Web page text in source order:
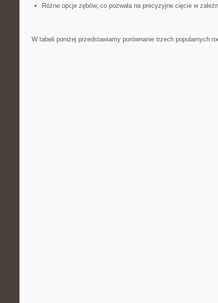
Różne opcje zębów, co pozwala na precyzyjne cięcie w
W tabeli ‍poniżej przedstawiamy‌ porównanie⁢ trzech popularnych